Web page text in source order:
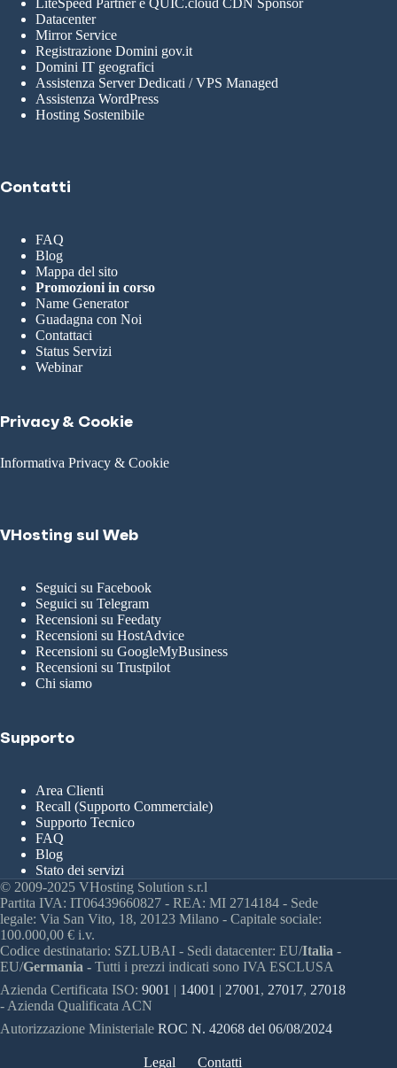
LiteSpeed Partner e QUIC.cloud CDN Sponsor
Datacenter
Mirror Service
Registrazione Domini gov.it
Domini IT geografici
Assistenza Server Dedicati / VPS Managed
Assistenza WordPress
Hosting Sostenibile
Contatti
FAQ
Blog
Mappa del sito
Promozioni in corso
Name Generator
Guadagna con Noi
Contattaci
Status Servizi
Webinar
Privacy & Cookie
Informativa Privacy & Cookie
VHosting sul Web
Seguici su Facebook
Seguici su Telegram
Recensioni su Feedaty
Recensioni su HostAdvice
Recensioni su GoogleMyBusiness
Recensioni su Trustpilot
Chi siamo
Supporto
Area Clienti
Recall (Supporto Commerciale)
Supporto Tecnico
FAQ
Blog
Stato dei servizi
© 2009-2025 VHosting Solution s.r.l
Partita IVA: IT06439660827 - REA: MI 2714184 - Sede
legale: Via San Vito, 18, 20123 Milano - Capitale sociale:
100.000,00 € i.v.
Codice destinatario: SZLUBAI - Sedi datacenter: EU/Italia -
EU/Germania - Tutti i prezzi indicati sono IVA ESCLUSA
Azienda Certificata ISO: 9001 | 14001 | 27001 , 27017, 27018
- Azienda Qualificata ACN
Autorizzazione Ministeriale ROC N. 42068 del 06/08/2024
Legal Contatti